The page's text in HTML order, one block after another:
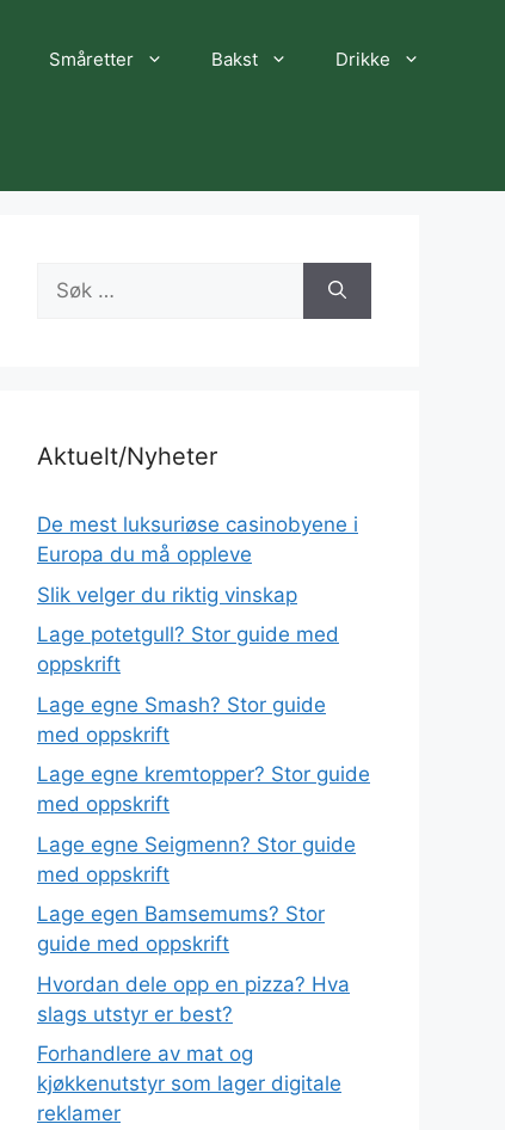
Småretter Bakst Drikke
Søk
etter:
Aktuelt/Nyheter
De mest luksuriøse casinobyene i
Europa du må oppleve
Slik velger du riktig vinskap
Lage potetgull? Stor guide med
oppskrift
Lage egne Smash? Stor guide
med oppskrift
Lage egne kremtopper? Stor guide
med oppskrift
Lage egne Seigmenn? Stor guide
med oppskrift
Lage egen Bamsemums? Stor
guide med oppskrift
Hvordan dele opp en pizza? Hva
slags utstyr er best?
Forhandlere av mat og
kjøkkenutstyr som lager digitale
reklamer